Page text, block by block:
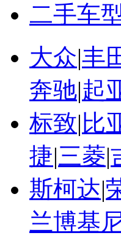
二手车
大众|丰
奔驰|起
标致| 比
捷|三菱|
斯柯达|
兰博基